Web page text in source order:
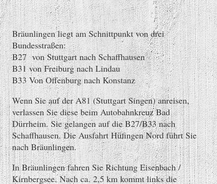
Bräunlingen liegt am Schnittpunkt von drei
Bundesstraßen:
B27 von Stuttgart nach Schaffhausen
B31 von Freiburg nach Lindau
B33 Von Offenburg nach Konstanz
Wenn Sie auf der A81 (Stuttgart Singen) anreisen,
verlassen Sie diese beim Autobahnkreuz Bad
Dürrheim. Sie gelangen auf die B27/B33 nach
Schaffhausen. Die Ausfahrt Hüfingen Nord führt Sie
nach Bräunlingen.
In Bräunlingen fahren Sie Richtung Eisenbach /
Kirnbergsee. Nach ca. 2,5 km kommt links die